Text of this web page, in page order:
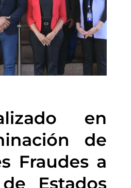
en
de
Fraudes a
Estados